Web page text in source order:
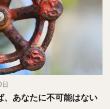
、あなたに不可能はない